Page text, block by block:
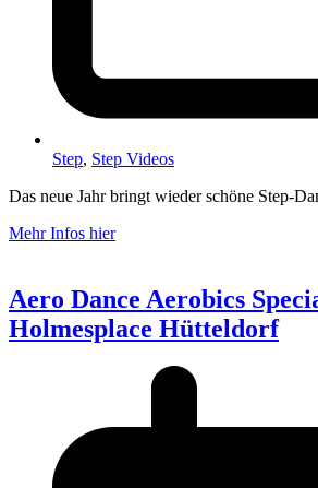
Step, Step Videos
Das neue Jahr bringt wieder schöne Step-
Mehr Infos hier
Aero Dance Aerobics
Holmesplace Hütteldorf